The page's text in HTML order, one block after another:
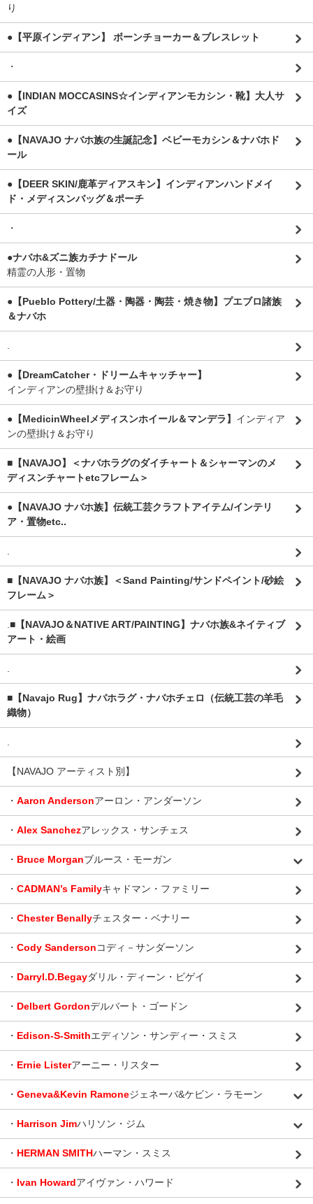
り
●【平原インディアン】 ボーンチョーカー＆ブレスレット
・
●【INDIAN MOCCASINS☆インディアンモカシン・靴】大人サ
イズ
●【NAVAJO ナバホ族の生誕記念】ベビーモカシン＆ナバホド
ール
●【DEER SKIN/鹿革ディアスキン】インディアンハンドメイ
ド・メディスンバッグ＆ポーチ
・
●ナバホ&ズニ族カチナドール
精霊の人形・置物
●【Pueblo Pottery/土器・陶器・陶芸・焼き物】プエブロ諸族
＆ナバホ
.
●【DreamCatcher・ドリームキャッチャー】
インディアンの壁掛け＆お守り
●【MedicinWheelメディスンホイール＆マンデラ】 インディア
ンの壁掛け＆お守り
■【NAVAJO】＜ナバホラグのダイチャート＆シャーマンのメ
ディスンチャートetcフレーム＞
●【NAVAJO ナバホ族】伝統工芸クラフトアイテム/インテリ
ア・置物etc..
.
■【NAVAJO ナバホ族】＜Sand Painting/サンドペイント/砂絵
フレーム＞
.■【NAVAJO＆NATIVE ART/PAINTING】ナバホ族&ネイティブ
アート・絵画
.
■【Navajo Rug】ナバホラグ・ナバホチェロ（伝統工芸の羊毛
織物）
.
【NAVAJO アーティスト別】
・ Aaron Andersonアーロン・アンダーソン
・ Alex Sanchezアレックス・サンチェス
・ Bruce Morganブルース・モーガン
・ CADMAN’s Familyキャドマン・ファミリー
・ Chester Benallyチェスター・ベナリー
・ Cody Sandersonコディ－サンダーソン
・ Darryl.D.Begayダリル・ディーン・ビゲイ
・ Delbert Gordonデルバート・ゴードン
・ Edison-S-Smithエディソン・サンディー・スミス
・ Ernie Listerアーニー・リスター
・ Geneva&Kevin Ramoneジェネーバ&ケビン・ラモーン
・ Harrison Jimハリソン・ジム
・ HERMAN SMITHハーマン・スミス
・ Ivan Howardアイヴァン・ハワード